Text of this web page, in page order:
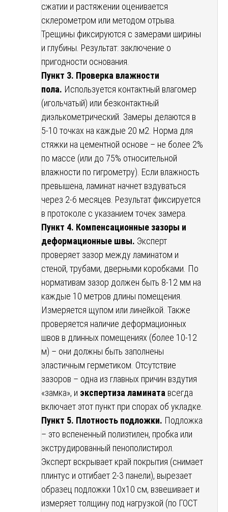
сжатии и растяжении оценивается
склерометром или методом отрыва.
Трещины фиксируются с замерами ширины
и глубины. Результат: заключение о
пригодности основания.
Пункт 3. Проверка влажности
пола. Используется контактный влагомер
(игольчатый) или безконтактный
диэлькометрический. Замеры делаются в
5-10 точках на каждые 20 м2. Норма для
стяжки на цементной основе – не более 2%
по массе (или до 75% относительной
влажности по гигрометру). Если влажность
превышена, ламинат начнет вздуваться
через 2-6 месяцев. Результат фиксируется
в протоколе с указанием точек замера.
Пункт 4. Компенсационные зазоры и
деформационные швы. Эксперт
проверяет зазор между ламинатом и
стеной, трубами, дверными коробками. По
нормативам зазор должен быть 8-12 мм на
каждые 10 метров длины помещения.
Измеряется щупом или линейкой. Также
проверяется наличие деформационных
швов в длинных помещениях (более 10-12
м) – они должны быть заполнены
эластичным герметиком. Отсутствие
зазоров – одна из главных причин вздутия
«замка», и экспертиза ламината всегда
включает этот пункт при спорах об укладке.
Пункт 5. Плотность подложки. Подложка
– это вспененный полиэтилен, пробка или
экструдированный пенополистирол.
Эксперт вскрывает край покрытия (снимает
плинтус и отгибает 2-3 панели), вырезает
образец подложки 10х10 см, взвешивает и
измеряет толщину под нагрузкой (по ГОСТ